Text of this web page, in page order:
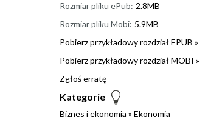
Rozmiar pliku ePub: 2.8MB
Rozmiar pliku Mobi: 5.9MB
Pobierz przykładowy rozdział EPUB »
Pobierz przykładowy rozdział MOBI »
Zgłoś erratę
Kategorie
Biznes i ekonomia » Ekonomia